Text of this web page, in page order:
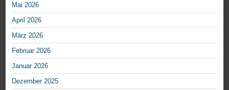
Mai 2026
April 2026
März 2026
Februar 2026
Januar 2026
Dezember 2025